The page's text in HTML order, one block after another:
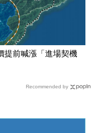
提前喊漲「進場契機
Recommended by